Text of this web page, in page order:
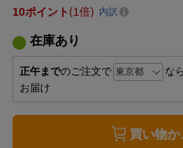
10ポイント 1倍 内訳
在庫あり
正午までのご注文で なら
お届け
買い物